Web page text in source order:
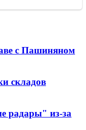
с Пашиняном
складов
радары" из-за